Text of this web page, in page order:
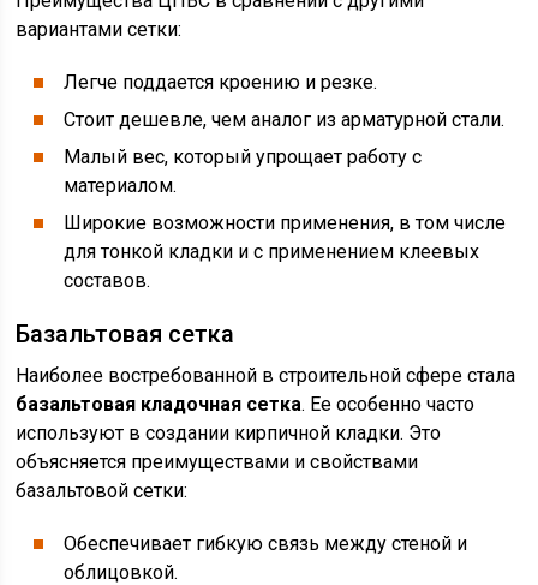
вариантами сетки:
Легче поддается кроению и резке.
Стоит дешевле, чем аналог из арматурной стали.
Малый вес, который упрощает работу с
материалом.
Широкие возможности применения, в том числе
для тонкой кладки и с применением клеевых
составов.
Базальтовая сетка
Наиболее востребованной в строительной сфере стала
базальтовая кладочная сетка. Ее особенно часто
используют в создании кирпичной кладки. Это
объясняется преимуществами и свойствами
базальтовой сетки:
Обеспечивает гибкую связь между стеной и
облицовкой.